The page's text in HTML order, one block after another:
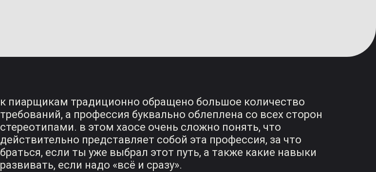
к пиарщикам традиционно обращено большое количество
требований, а профессия буквально облеплена со всех сторон
стереотипами. в этом хаосе очень сложно понять, что
действительно представляет собой эта профессия, за что
браться, если ты уже выбрал этот путь, а также какие навыки
развивать, если надо «всё и сразу».